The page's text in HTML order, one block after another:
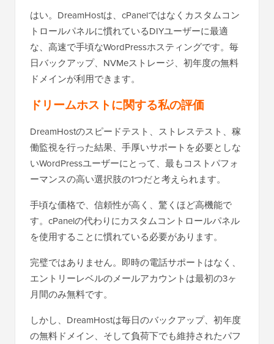
はい。DreamHostは、cPanelではなくカスタムコン
トロールパネルに慣れているDIYユーザーに最適
な、高速で手頃なWordPressホスティングです。毎
日バックアップ、NVMeストレージ、初年度の無料
ドメインが利用できます。
ドリームホストに関する私の評価
DreamHostのスピードテスト、ストレステスト、稼
働監視を行った結果、手厚いサポートを必要としな
いWordPressユーザーにとって、最もコストパフォ
ーマンスの高い選択肢の1つだと考えられます。
手頃な価格で、信頼性が高く、驚くほど高機能で
す。cPanelの代わりにカスタムコントロールパネル
を使用することに慣れている必要があります。
完璧ではありません。即時の電話サポートはなく、
エントリーレベルのメールアカウントは最初の3ヶ
月間のみ無料です。
しかし、DreamHostは毎日のバックアップ、初年度
の無料ドメイン、そして負荷下でも維持されたパフ